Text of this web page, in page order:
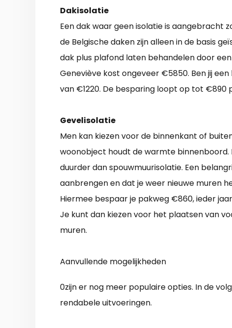
Dakisolatie
Een dak waar geen isolatie is aangebracht
de Belgische daken zijn alleen in de basis
dak plus plafond laten behandelen door
Geneviève kost ongeveer €5850. Ben jij
van €1220. De besparing loopt op tot €890
Gevelisolatie
Men kan kiezen voor de binnenkant of
woonobject houdt de warmte binnenboord.
duurder dan spouwmuurisolatie. Een
aanbrengen en dat je weer nieuwe muren
Hiermee bespaar je pakweg €860, ieder
Je kunt dan kiezen voor het plaatsen van
muren.
Aanvullende mogelijkheden
0zijn er nog meer populaire opties. In de
rendabele uitvoeringen.